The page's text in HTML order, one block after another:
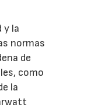
y la
normas
de
como
la